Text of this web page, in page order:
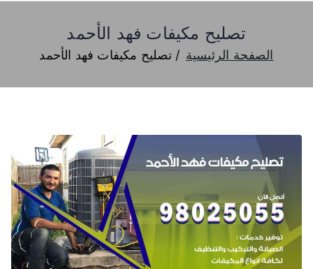
مكيفات
تصليح مكيفات فهد الأحمد
الصفحة الرئيسية تصليح مكيفات فهد الأحمد